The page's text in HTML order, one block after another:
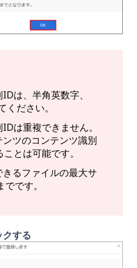
は、半角英数字、
ください。
は重複できません。
ツのコンテンツ識別
とは可能です。
るファイルの最大サ
でです。
する